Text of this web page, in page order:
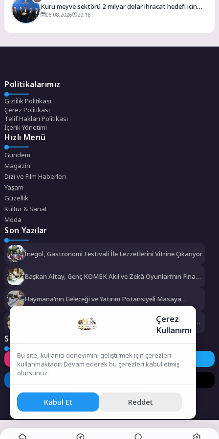
Kuru meyve sektörü 2 milyar dolar ihracat hedefi için
Ankara’dan destek istedi
06.08.2026 20:18
Politikalarımız
Gizlilik Politikası
Çerez Politikası
Telif Hakları Politikası
İçerik Yönetimi
Hızlı Menü
Gündem
Magazin
Dizi ve Film Haberleri
Yaşam
Güzellik
Kültür & Sanat
Moda
Son Yazılar
İnegöl, Gastronomi Festivali İle Lezzetlerini Vitrine Çıkarıyor
Başkan Altay, Genç KOMEK Akıl ve Zekâ Oyunları’nın Final
Haymana’nın Geleceği ve Yatırım Potansiyeli Masaya
Yatırıldı
Manisa Büyükşehir Belediyesi “Sağlıklı İşyeri” Sertifikasını
Sosyal Medya
Instagram Facebook Twitter
Çerez
Kullanımı
Bu site, kullanıcı deneyimini geliştirmek için çerezleri
kullanmaktadır. Devam ederek bu çerezleri kabul etmiş
olursunuz.
Kabul Et Reddet